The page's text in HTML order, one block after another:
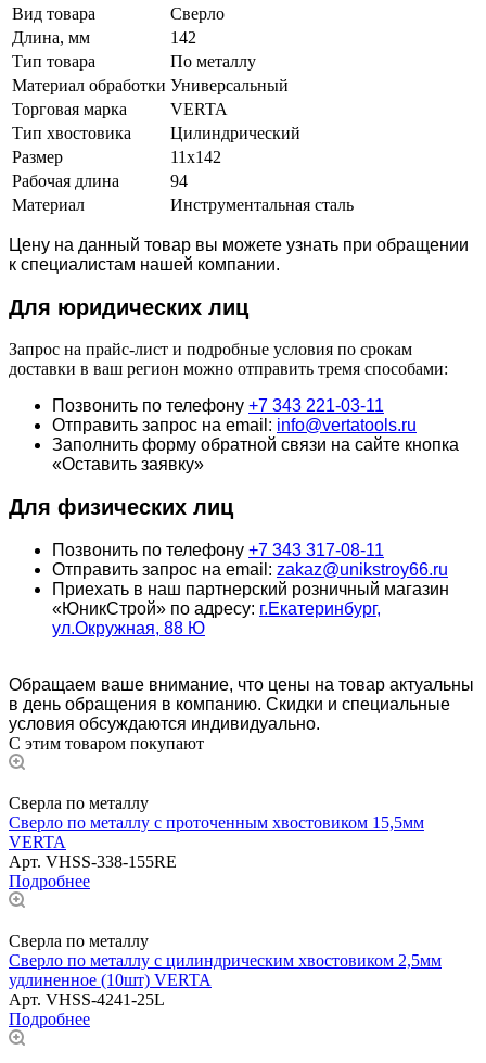
Вид товара
Сверло
Длина, мм
142
Тип товара
По металлу
Материал обработки Универсальный
Торговая марка
VERTA
Тип хвостовика
Цилиндрический
Размер
11х142
Рабочая длина
94
Материал
Инструментальная сталь
Цену на данный товар вы можете узнать при обращении
к специалистам нашей компании.
Для юридических лиц
Запрос на прайс-лист и подробные условия по срокам
доставки в ваш регион можно отправить тремя способами:
Позвонить по телефону +7 343 221-03-11
Отправить запрос на email: info@vertatools.ru
Заполнить форму обратной связи на сайте кнопка
«Оставить заявку»
Для физических лиц
Позвонить по телефону +7 343 317-08-11
Отправить запрос на email: zakaz@unikstroy66.ru
Приехать в наш партнерский розничный магазин
«ЮникСтрой» по адресу: г.Екатеринбург,
ул.Окружная, 88 Ю
Обращаем ваше внимание, что цены на товар актуальны
в день обращения в компанию. Скидки и специальные
условия обсуждаются индивидуально.
С этим товаром покупают
Сверла по металлу
Сверло по металлу с проточенным хвостовиком 15,5мм
VERTA
Арт. VHSS-338-155RE
Подробнее
Сверла по металлу
Сверло по металлу с цилиндрическим хвостовиком 2,5мм
удлиненное (10шт) VERTA
Арт. VHSS-4241-25L
Подробнее